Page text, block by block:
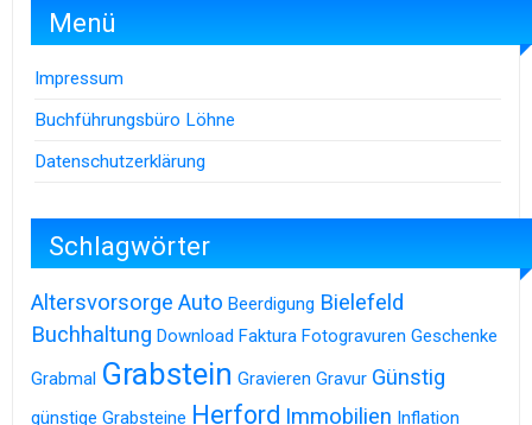
Menü
Impressum
Buchführungsbüro Löhne
Datenschutzerklärung
Schlagwörter
Altersvorsorge Auto Beerdigung Bielefeld
Buchhaltung Download Faktura Fotogravuren Geschenke
Grabmal Grabstein Gravieren Gravur Günstig
günstige Grabsteine Herford Immobilien Inflation